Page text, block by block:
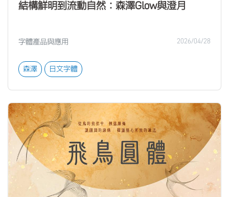
結構鮮明到流動自然：森澤Glow與澄月
字體產品與應用 2026/04/28
森澤 日文字體